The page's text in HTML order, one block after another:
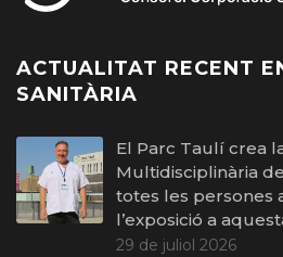
ACTUALITAT RECENT
SANITÀRIA
El Parc Taulí crea
Multidisciplinària
totes les persones
l’exposició a
29 de juliol 2026